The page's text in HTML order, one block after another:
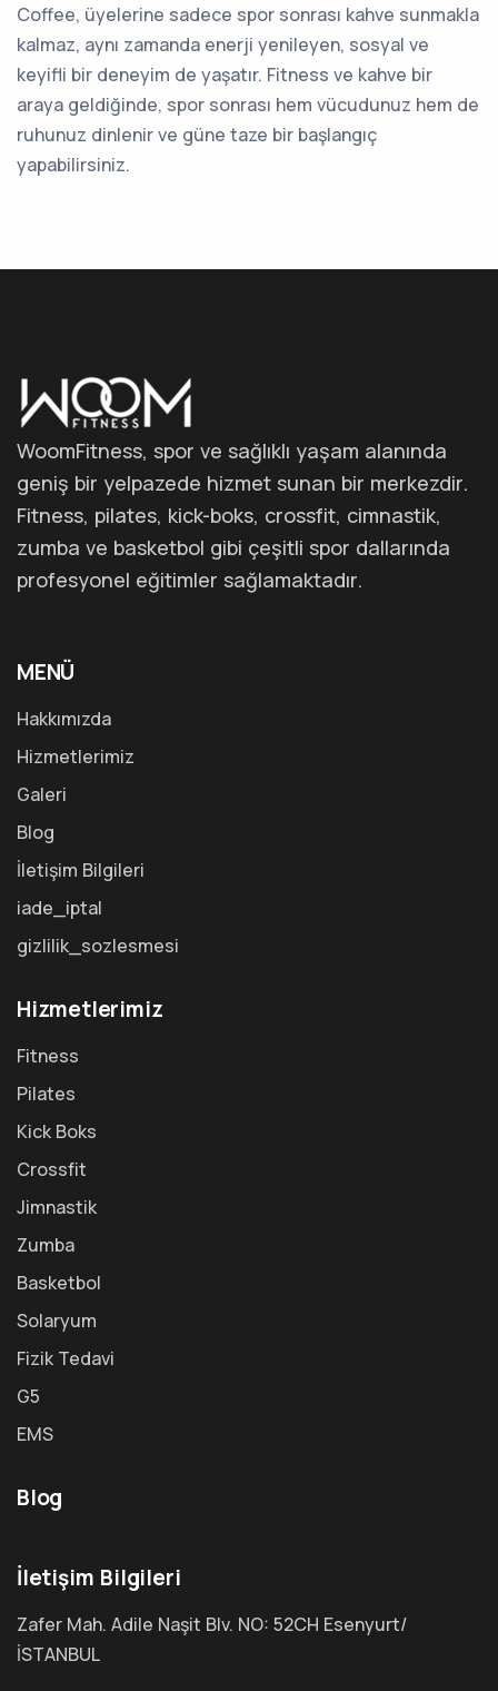
Coffee, üyelerine sadece spor sonrası kahve sunmakla
kalmaz, aynı zamanda enerji yenileyen, sosyal ve
keyifli bir deneyim de yaşatır. Fitness ve kahve bir
araya geldiğinde, spor sonrası hem vücudunuz hem de
ruhunuz dinlenir ve güne taze bir başlangıç
yapabilirsiniz.
WoomFitness, spor ve sağlıklı yaşam alanında
geniş bir yelpazede hizmet sunan bir merkezdir.
Fitness, pilates, kick-boks, crossfit, cimnastik,
zumba ve basketbol gibi çeşitli spor dallarında
profesyonel eğitimler sağlamaktadır.
MENÜ
Hakkımızda
Hizmetlerimiz
Galeri
Blog
İletişim Bilgileri
iade_iptal
gizlilik_sozlesmesi
Hizmetlerimiz
Fitness
Pilates
Kick Boks
Crossfit
Jimnastik
Zumba
Basketbol
Solaryum
Fizik Tedavi
G5
EMS
Blog
İletişim Bilgileri
Zafer Mah. Adile Naşit Blv. NO: 52CH Esenyurt/
İSTANBUL